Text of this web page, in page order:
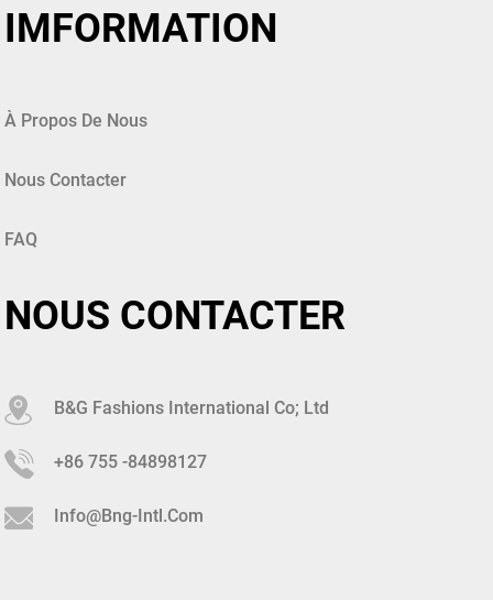
IMFORMATION
À Propos De Nous
Nous Contacter
FAQ
NOUS CONTACTER
B&G Fashions International Co; Ltd
+86 755 -84898127
Info@bng-Intl.com